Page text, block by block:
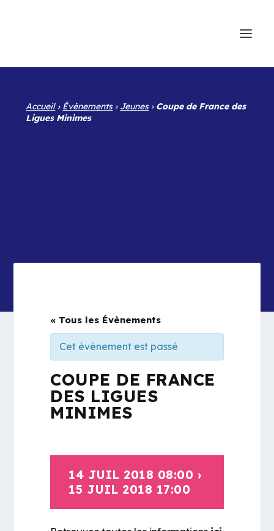
Accueil› Évènements› Jeunes› Coupe de France des
Ligues Minimes
« Tous les Évènements
Cet évènement est passé
COUPE DE FRANCE
DES LIGUES
MINIMES
14 JUIL 2018 08:00 ›
15 JUIL 2018 17:00